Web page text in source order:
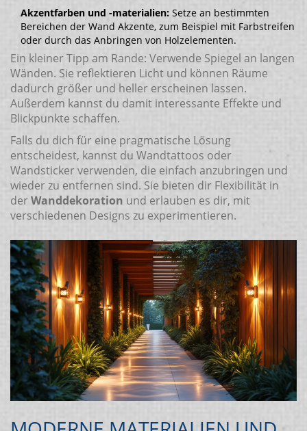
Akzentfarben und -materialien: Setze an bestimmten
Bereichen der Wand Akzente, zum Beispiel mit Farbstreifen
oder durch das Anbringen von Holzelementen.
Ein kleiner Tipp am Rande: Verwende Spiegel an langen
Wänden. Sie reflektieren Licht und können Räume
dadurch größer und heller erscheinen lassen.
Außerdem kannst du damit interessante Effekte und
Blickpunkte schaffen.
Falls du dich für eine pragmatische Lösung
entscheidest, kannst du Wandtattoos oder
Wandsticker verwenden, die einfach anzubringen und
wieder zu entfernen sind. Sie bieten dir Flexibilität in
derWanddekoration und erlauben es dir, mit
verschiedenen Designs zu experimentieren.